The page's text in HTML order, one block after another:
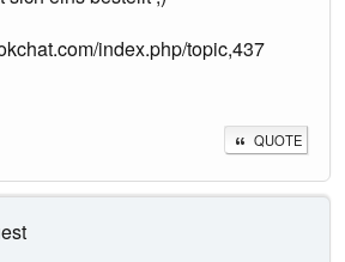
index.php/topic,437
QUOTE